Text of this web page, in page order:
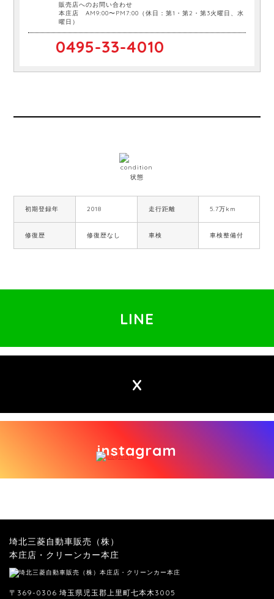
販売店へのお問い合わせ
本庄店 AM9:00〜PM7:00（休日：第1・第2・第3火曜日、水
曜日）
0495-33-4010
初期登録年 2018 走行距離 5.7万km
修復歴 修復歴なし 車検 車検整備付
LINE
X
instagram
埼北三菱自動車販売（株）
本庄店・クリーンカー本庄
〒369-0306 埼玉県児玉郡上里町七本木3005